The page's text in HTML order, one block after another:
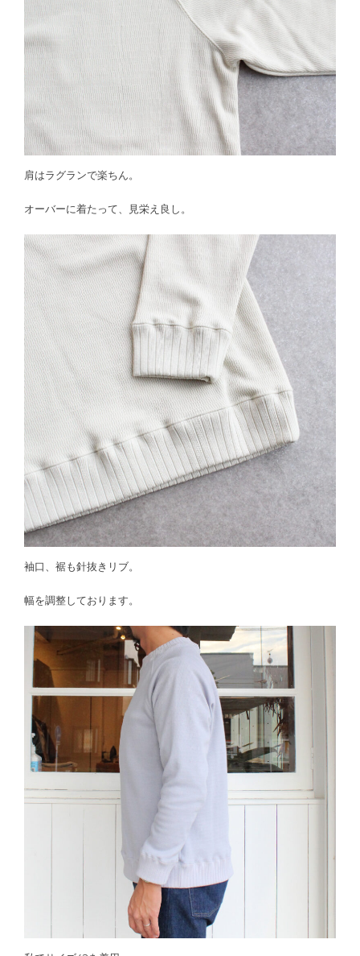
肩はラグランで楽ちん。
オーバーに着たって、見栄え良し。
袖口、裾も針抜きリブ。
幅を調整しております。